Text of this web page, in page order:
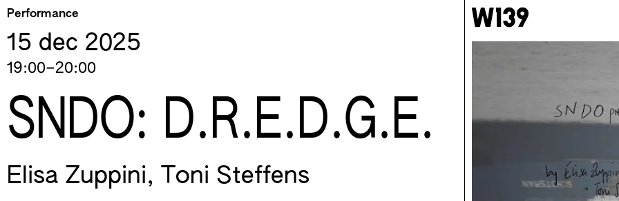
Skip
content
Performance
15 dec 2025
19:00–20:00
SNDO: D.R.E.D.G.E.
Elisa Zuppini, Toni Steffens